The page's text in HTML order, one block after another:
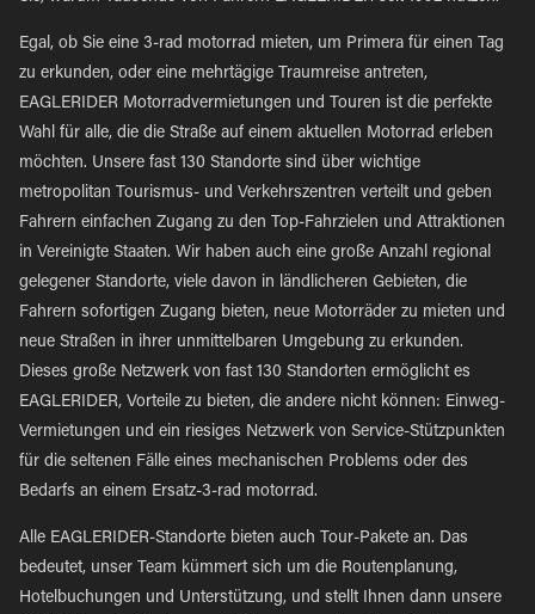
Egal, ob Sie eine 3-rad motorrad mieten, um Primera für einen Tag
zu erkunden, oder eine mehrtägige Traumreise antreten,
EAGLERIDER Motorradvermietungen und Touren ist die perfekte
Wahl für alle, die die Straße auf einem aktuellen Motorrad erleben
möchten. Unsere fast 130 Standorte sind über wichtige
metropolitan Tourismus- und Verkehrszentren verteilt und geben
Fahrern einfachen Zugang zu den Top-Fahrzielen und Attraktionen
in Vereinigte Staaten. Wir haben auch eine große Anzahl regional
gelegener Standorte, viele davon in ländlicheren Gebieten, die
Fahrern sofortigen Zugang bieten, neue Motorräder zu mieten und
neue Straßen in ihrer unmittelbaren Umgebung zu erkunden.
Dieses große Netzwerk von fast 130 Standorten ermöglicht es
EAGLERIDER, Vorteile zu bieten, die andere nicht können: Einweg-
Vermietungen und ein riesiges Netzwerk von Service-Stützpunkten
für die seltenen Fälle eines mechanischen Problems oder des
Bedarfs an einem Ersatz-3-rad motorrad.
Alle EAGLERIDER-Standorte bieten auch Tour-Pakete an. Das
bedeutet, unser Team kümmert sich um die Routenplanung,
Hotelbuchungen und Unterstützung, und stellt Ihnen dann unsere